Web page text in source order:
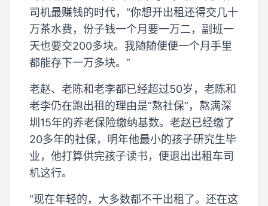
司机最赚钱的时代，“你想开出租还得交几十
万茶水费，份子钱一个月要一万二，副班一
天也要交200多块。我随随便便一个月手里
都能存下一万多块。”
老赵、老陈和老李都已经超过50岁，老陈和
老李仍在跑出租的理由是“熬社保”，熬满深
圳15年的养老保险缴纳基数。老赵已经缴了
20多年的社保，明年他最小的孩子研究生毕
业，他打算供完孩子读书，便退出出租车司
机这行。
“现在年轻的，大多数都不干出租了。还在这